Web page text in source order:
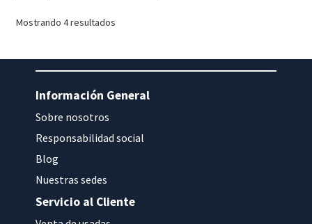
Mostrando 4 resultados
Información General
Sobre nosotros
Responsabilidad social
Blog
Nuestras sedes
Servicio al Cliente